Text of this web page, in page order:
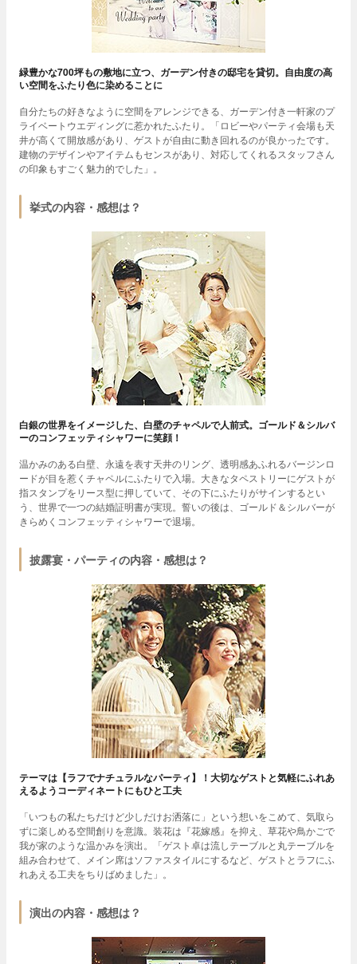
緑豊かな700坪もの敷地に立つ、ガーデン付きの邸宅を貸切。自由度の高
い空間をふたり色に染めることに
自分たちの好きなように空間をアレンジできる、ガーデン付き一軒家のプ
ライベートウエディングに惹かれたふたり。「ロビーやパーティ会場も天
井が高くて開放感があり、ゲストが自由に動き回れるのが良かったです。
建物のデザインやアイテムもセンスがあり、対応してくれるスタッフさん
の印象もすごく魅力的でした」。
挙式の内容・感想は？
白銀の世界をイメージした、白壁のチャペルで人前式。ゴールド＆シルバ
ーのコンフェッティシャワーに笑顔！
温かみのある白壁、永遠を表す天井のリング、透明感あふれるバージンロ
ードが目を惹くチャペルにふたりで入場。大きなタペストリーにゲストが
指スタンプをリース型に押していて、その下にふたりがサインするとい
う、世界で一つの結婚証明書が実現。誓いの後は、ゴールド＆シルバーが
きらめくコンフェッティシャワーで退場。
披露宴・パーティの内容・感想は？
テーマは【ラフでナチュラルなパーティ】！大切なゲストと気軽にふれあ
えるようコーディネートにもひと工夫
「いつもの私たちだけど少しだけお洒落に」という想いをこめて、気取ら
ずに楽しめる空間創りを意識。装花は『花嫁感』を抑え、草花や鳥かごで
我が家のような温かみを演出。「ゲスト卓は流しテーブルと丸テーブルを
組み合わせて、メイン席はソファスタイルにするなど、ゲストとラフにふ
れあえる工夫をちりばめました」。
演出の内容・感想は？